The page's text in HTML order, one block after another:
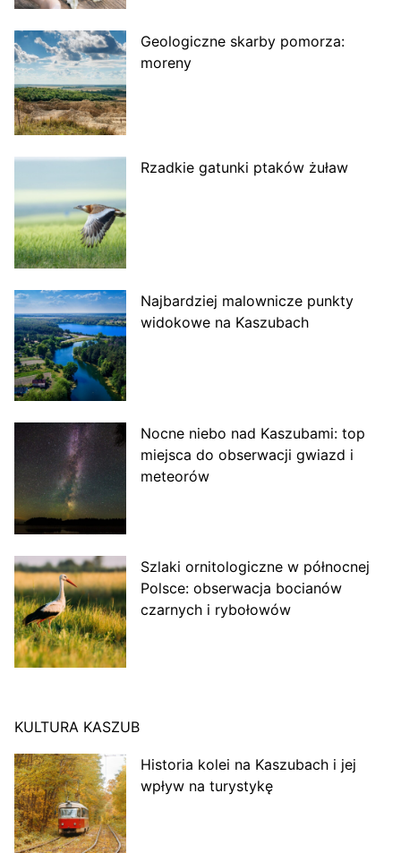
Geologiczne skarby pomorza:
moreny
Rzadkie gatunki ptaków żuław
Najbardziej malownicze punkty
widokowe na Kaszubach
Nocne niebo nad Kaszubami: top
miejsca do obserwacji gwiazd i
meteorów
Szlaki ornitologiczne w północnej
Polsce: obserwacja bocianów
czarnych i rybołowów
KULTURA KASZUB
Historia kolei na Kaszubach i jej
wpływ na turystykę